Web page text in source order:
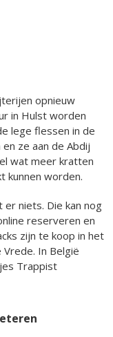
opnieuw
in Hulst worden
lege flessen in de
ze aan de Abdij
wat meer kratten
kunnen worden.
niets. Die kan nog
reserveren en
zijn te koop in het
In België
Trappist